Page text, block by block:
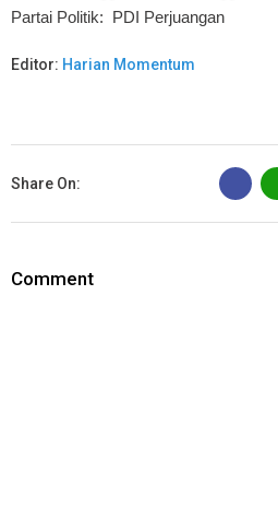
Partai Politik: PDI Perjuangan
Editor: Harian Momentum
Share On:
B
Comment